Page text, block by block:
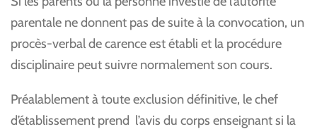
parentale ne donnent pas de suite à la convocation, un
procès-verbal de carence est établi et la procédure
disciplinaire peut suivre normalement son cours.
Préalablement à toute exclusion définitive, le chef
d’établissement prend l’avis du corps enseignant si la